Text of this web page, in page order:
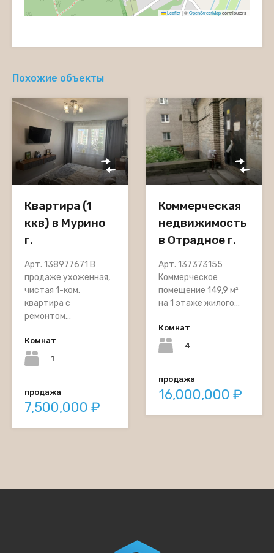
Leaflet|©OpenStreetMapcontributors
Похожие объекты
Квартира (1
ккв) в Мурино
г.
Арт. 138977671 В
продаже ухоженная,
чистая 1-ком.
квартира с
ремонтом…
Комнат
1
продажа
7,500,000 ₽
Коммерческая
недвижимость
в Отрадное г.
Арт. 137373155
Коммерческое
помещение 149,9 м²
на 1 этаже жилого…
Комнат
4
продажа
16,000,000 ₽